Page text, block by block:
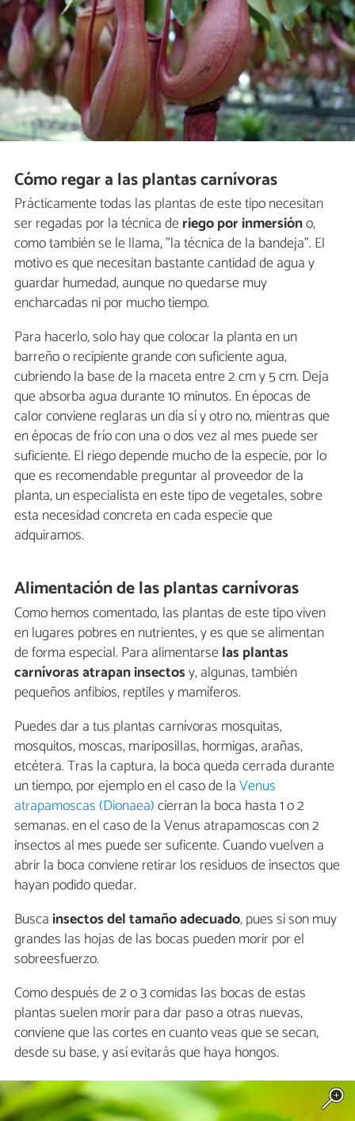
Cómo regar a las plantas carnívoras
Prácticamente todas las plantas de este tipo necesitan
ser regadas por la técnica deriego por inmersióno,
como también se le llama, "la técnica de la bandeja". El
motivo es que necesitan bastante cantidad de agua y
guardar humedad, aunque no quedarse muy
encharcadas ni por mucho tiempo.
Para hacerlo, solo hay que colocar la planta en un
barreño o recipiente grande con suficiente agua,
cubriendo la base de la maceta entre 2 cm y 5 cm. Deja
que absorba agua durante 10 minutos. En épocas de
calor conviene reglaras un día sí y otro no, mientras que
en épocas de frío con una o dos vez al mes puede ser
suficiente. El riego depende mucho de la especie, por lo
que es recomendable preguntar al proveedor de la
planta, un especialista en este tipo de vegetales, sobre
esta necesidad concreta en cada especie que
adquiramos.
Alimentación de las plantas carnívoras
Como hemos comentado, las plantas de este tipo viven
en lugares pobres en nutrientes, y es que se alimentan
de forma especial. Para alimentarselas plantas
carnívoras atrapan insectosy, algunas, también
pequeños anfibios, reptiles y mamíferos.
Puedes dar a tus plantas carnívoras mosquitas,
mosquitos, moscas, mariposillas, hormigas, arañas,
etcétera. Tras la captura, la boca queda cerrada durante
un tiempo, por ejemplo en el caso de laVenus
atrapamoscas (Dionaea)cierran la boca hasta 1 o 2
semanas. en el caso de la Venus atrapamoscas con 2
insectos al mes puede ser suficente. Cuando vuelven a
abrir la boca conviene retirar los residuos de insectos que
hayan podido quedar.
Busca insectos del tamaño adecuado, pues si son muy
grandes las hojas de las bocas pueden morir por el
sobreesfuerzo.
Como después de 2 o 3 comidas las bocas de estas
plantas suelen morir para dar paso a otras nuevas,
conviene que las cortes en cuanto veas que se secan,
desde su base, y así evitarás que haya hongos.